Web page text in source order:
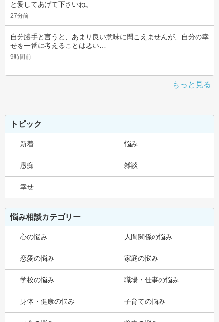
と愛してあげて下さいね。
27分前
自分勝手と言うと、あまり良い意味に聞こえませんが、自分の幸
せを一番に考えることは悪い…
9時間前
もっと見る
トピック
新着 悩み
愚痴 雑談
幸せ
悩み相談カテゴリー
心の悩み 人間関係の悩み
恋愛の悩み 家庭の悩み
学校の悩み 職場・仕事の悩み
身体・健康の悩み 子育ての悩み